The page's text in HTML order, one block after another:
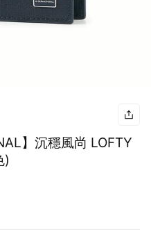
】沉穩風尚 LOFTY
)